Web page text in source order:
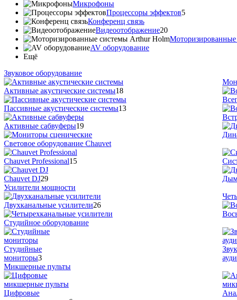
Микрофоны
Процессоры эффектов5
Конференц связь
Видеоотображение20
AV оборудование
Ещё
Звуковое оборудование
Активные акустические системы18
Пассивные акустические системы13
Активные сабвуферы19
Cветовое оборудование Chauvet
Chauvet Professional15
Chauvet DJ29
Усилители мощности
Двухканальные усилители26
Студийное оборудование
Студийные
мониторы3
Микшерные пульты
Цифровые